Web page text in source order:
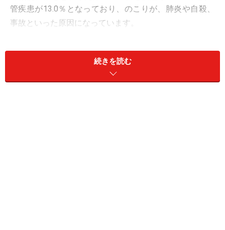
管疾患が13.0％となっており、のこりが、肺炎や自殺、
事故といった原因になっています。
戦後すぐの、60年ほど前では、日本では、結核や肺炎で
亡くなる方が多く、その次が脳出血や脳梗塞などの脳血
管疾患で、がんは、4位だったのです。しかし、戦後復
続きを読む